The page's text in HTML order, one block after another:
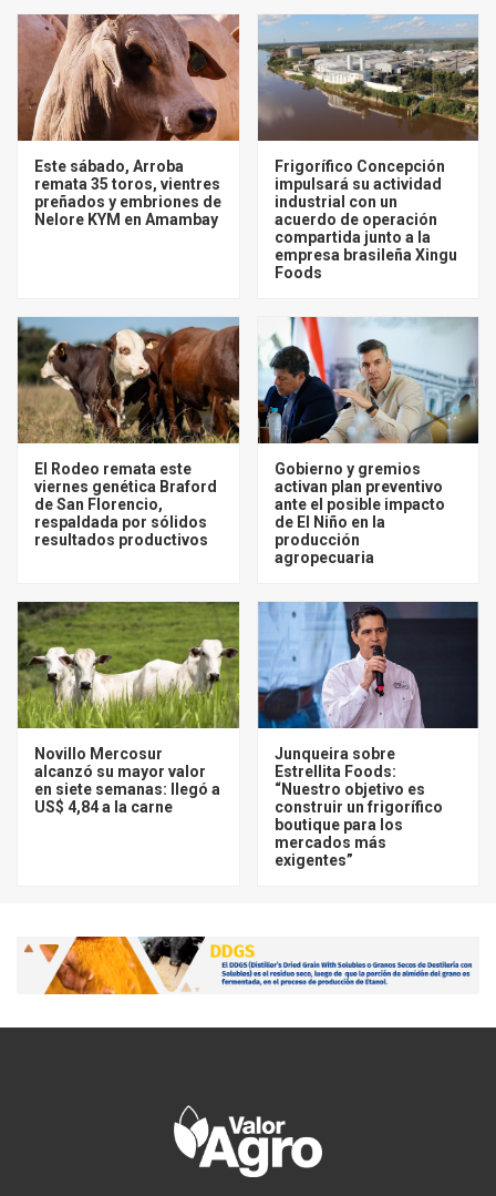
Este sábado, Arroba
remata 35 toros, vientres
preñados y embriones de
Nelore KYM en Amambay
Frigorífico Concepción
impulsará su actividad
industrial con un
acuerdo de operación
compartida junto a la
empresa brasileña Xingu
Foods
El Rodeo remata este
viernes genética Braford
de San Florencio,
respaldada por sólidos
resultados productivos
Gobierno y gremios
activan plan preventivo
ante el posible impacto
de El Niño en la
producción
agropecuaria
Novillo Mercosur
alcanzó su mayor valor
en siete semanas: llegó a
US$ 4,84 a la carne
Junqueira sobre
Estrellita Foods:
“Nuestro objetivo es
construir un frigorífico
boutique para los
mercados más
exigentes”